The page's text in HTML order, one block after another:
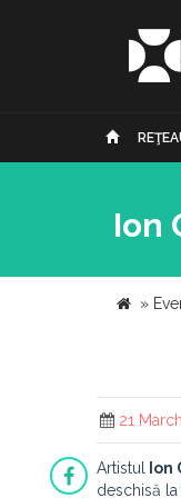
Ion
»
21
Artistul Ion
deschisă